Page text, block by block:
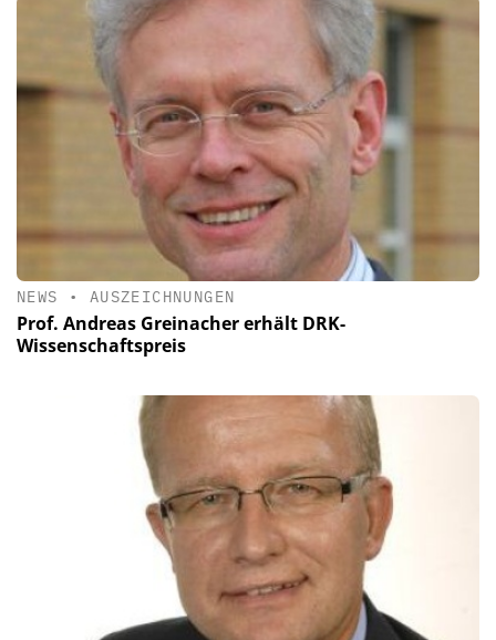
NEWS • AUSZEICHNUNGEN
Prof. Andreas Greinacher erhält DRK-
Wissenschaftspreis